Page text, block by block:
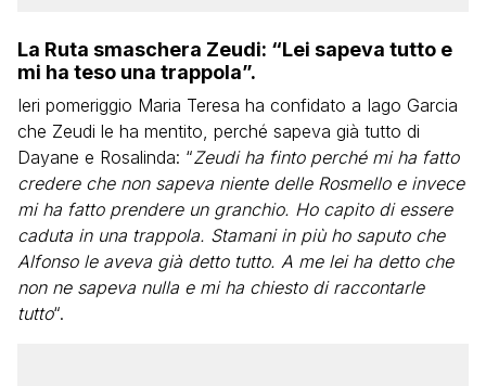
La Ruta smaschera Zeudi: “Lei sapeva tutto e
mi ha teso una trappola”.
Ieri pomeriggio Maria Teresa ha confidato a Iago Garcia
che Zeudi le ha mentito, perché sapeva già tutto di
Dayane e Rosalinda: “Zeudi ha finto perché mi ha fatto
credere che non sapeva niente delle Rosmello e invece
mi ha fatto prendere un granchio. Ho capito di essere
caduta in una trappola. Stamani in più ho saputo che
Alfonso le aveva già detto tutto. A me lei ha detto che
non ne sapeva nulla e mi ha chiesto di raccontarle
tutto“.